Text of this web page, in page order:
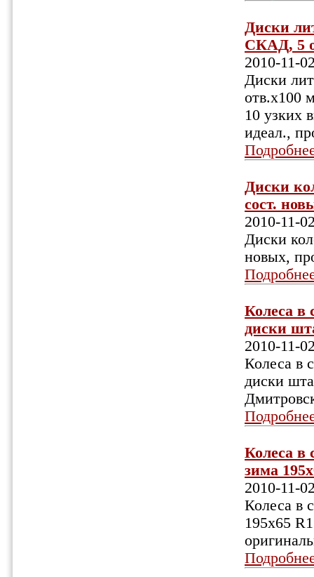
Диски
СКАД, 5
2010-11-
Диски
отв.х100
10 узких
идеал.,
Диски
сост.
2010-11-
Диски
новых,
Колеса в
диски
2010-11-
Колеса в
диски
Колеса в
зима
2010-11-
Колеса в
195х65